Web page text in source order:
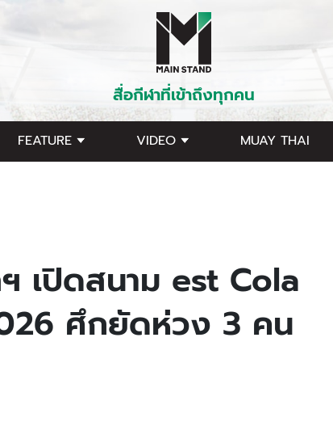
สื่อกีฬาที่เข้าถึงทุกคน
FEATURE VIDEO MUAY THAI
เปิดสนาม est Cola
ศึกยัดห่วง 3 คน